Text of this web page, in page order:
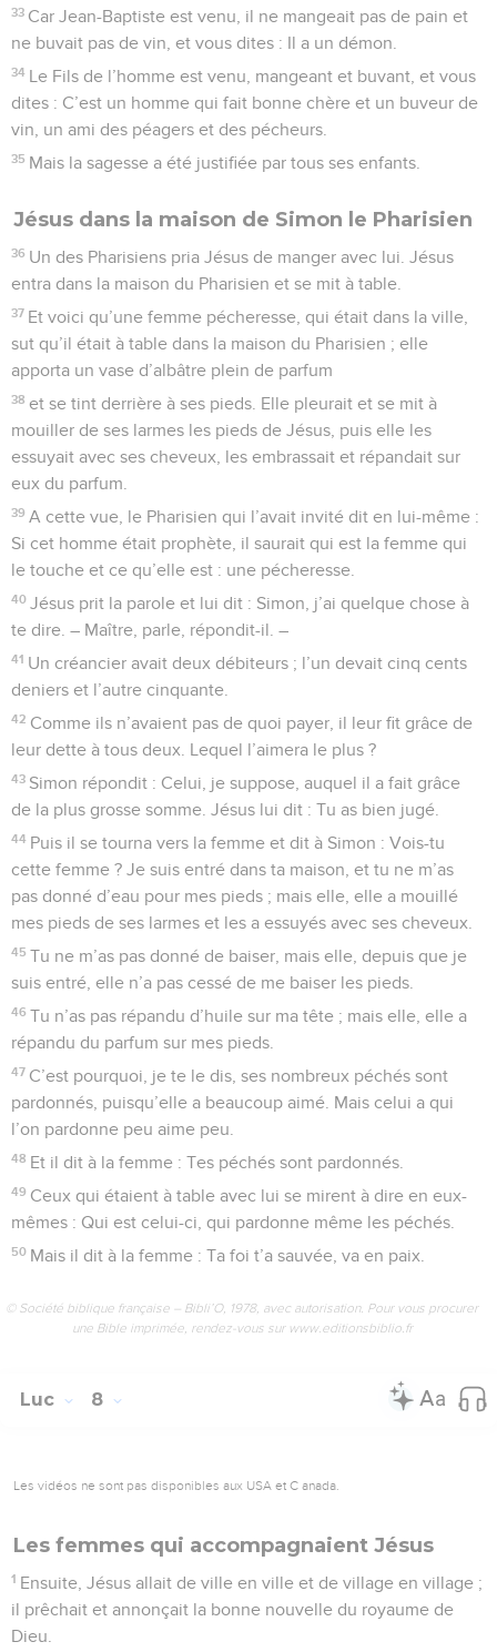
33 Car Jean-Baptiste est venu, il ne mangeait pas de pain et
ne buvait pas de vin, et vous dites : Il a un démon.
34 Le Fils de l’homme est venu, mangeant et buvant, et vous
dites : C’est un homme qui fait bonne chère et un buveur de
vin, un ami des péagers et des pécheurs.
35 Mais la sagesse a été justifiée par tous ses enfants.
Jésus dans la maison de Simon le Pharisien
36 Un des Pharisiens pria Jésus de manger avec lui. Jésus
entra dans la maison du Pharisien et se mit à table.
37 Et voici qu’une femme pécheresse, qui était dans la ville,
sut qu’il était à table dans la maison du Pharisien ; elle
apporta un vase d’albâtre plein de parfum
38 et se tint derrière à ses pieds. Elle pleurait et se mit à
mouiller de ses larmes les pieds de Jésus, puis elle les
essuyait avec ses cheveux, les embrassait et répandait sur
eux du parfum.
39 A cette vue, le Pharisien qui l’avait invité dit en lui-même :
Si cet homme était prophète, il saurait qui est la femme qui
le touche et ce qu’elle est : une pécheresse.
40 Jésus prit la parole et lui dit : Simon, j’ai quelque chose à
te dire. – Maître, parle, répondit-il. –
41 Un créancier avait deux débiteurs ; l’un devait cinq cents
deniers et l’autre cinquante.
42 Comme ils n’avaient pas de quoi payer, il leur fit grâce de
leur dette à tous deux. Lequel l’aimera le plus ?
43 Simon répondit : Celui, je suppose, auquel il a fait grâce
de la plus grosse somme. Jésus lui dit : Tu as bien jugé.
44 Puis il se tourna vers la femme et dit à Simon : Vois-tu
cette femme ? Je suis entré dans ta maison, et tu ne m’as
pas donné d’eau pour mes pieds ; mais elle, elle a mouillé
mes pieds de ses larmes et les a essuyés avec ses cheveux.
45 Tu ne m’as pas donné de baiser, mais elle, depuis que je
suis entré, elle n’a pas cessé de me baiser les pieds.
46 Tu n’as pas répandu d’huile sur ma tête ; mais elle, elle a
répandu du parfum sur mes pieds.
47 C’est pourquoi, je te le dis, ses nombreux péchés sont
pardonnés, puisqu’elle a beaucoup aimé. Mais celui a qui
l’on pardonne peu aime peu.
48 Et il dit à la femme : Tes péchés sont pardonnés.
49 Ceux qui étaient à table avec lui se mirent à dire en eux-
mêmes : Qui est celui-ci, qui pardonne même les péchés.
50 Mais il dit à la femme : Ta foi t’a sauvée, va en paix.
© Société biblique française – Bibli’O, 1978, avec autorisation. Pour vous procurer
une Bible imprimée, rendez-vous sur www.editionsbiblio.fr
Luc 8
Les vidéos ne sont pas disponibles aux USA et C anada.
Les femmes qui accompagnaient Jésus
1 Ensuite, Jésus allait de ville en ville et de village en village ;
il prêchait et annonçait la bonne nouvelle du royaume de
Dieu.